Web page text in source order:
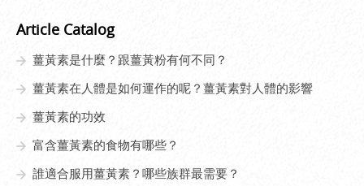
Article Catalog
薑黃素是什麼？跟薑黃粉有何不同？
薑黃素在人體是如何運作的呢？薑黃素對人體的影響
薑黃素的功效
富含薑黃素的食物有哪些？
誰適合服用薑黃素？哪些族群最需要？